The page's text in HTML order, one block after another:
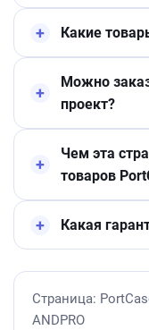
Какие
Можно
проект?
Чем эта
товаров
Какая
Страница:
ANDPRO